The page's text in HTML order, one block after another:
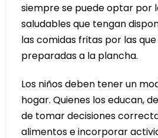
siempre se puede optar por
saludables que tengan
las comidas fritas por las
preparadas a la plancha.
Los niños deben tener un
hogar. Quienes los educan,
de tomar decisiones
alimentos e incorporar